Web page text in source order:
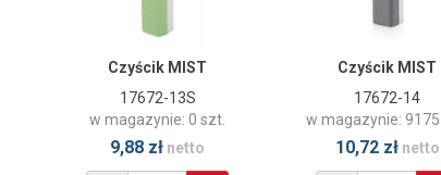
Czyścik MIST
17672-13S
w magazynie: 0 szt.
9,88 zł netto
Czyścik MIST
17672-14
w magazynie: 9175
10,72 złnetto